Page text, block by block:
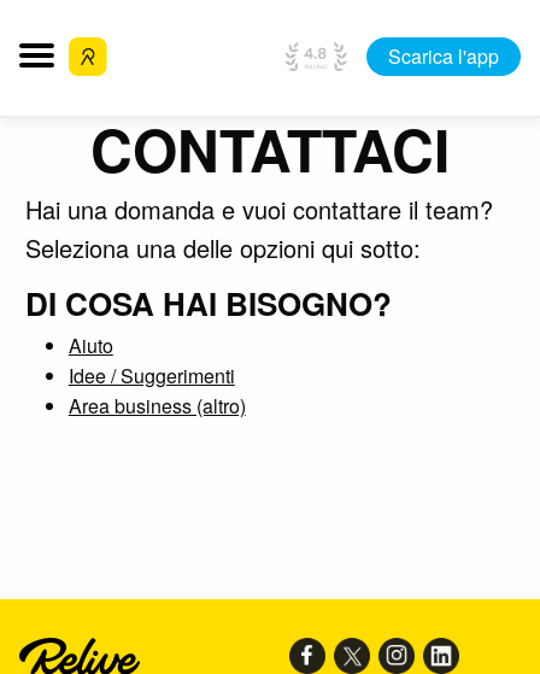
Scarica l'app
CONTATTACI
Hai una domanda e vuoi contattare il team?
Seleziona una delle opzioni qui sotto:
DI COSA HAI BISOGNO?
Aiuto
Idee / Suggerimenti
Area business (altro)